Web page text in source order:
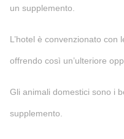
un supplemento.
L’hotel è convenzionato con
offrendo così un’ulteriore
Gli animali domestici sono i
supplemento.